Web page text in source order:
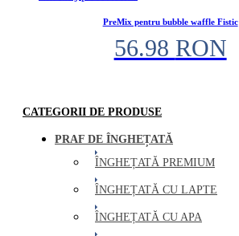
PreMix pentru bubble waffle Fistic
56.98 RON
CATEGORII DE PRODUSE
PRAF DE ÎNGHEȚATĂ
ÎNGHEȚATĂ PREMIUM
ÎNGHEȚATĂ CU LAPTE
ÎNGHEȚATĂ CU APA